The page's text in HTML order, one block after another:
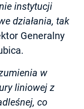
instytucji
działania, tak
Generalny
w
liniowej z
co